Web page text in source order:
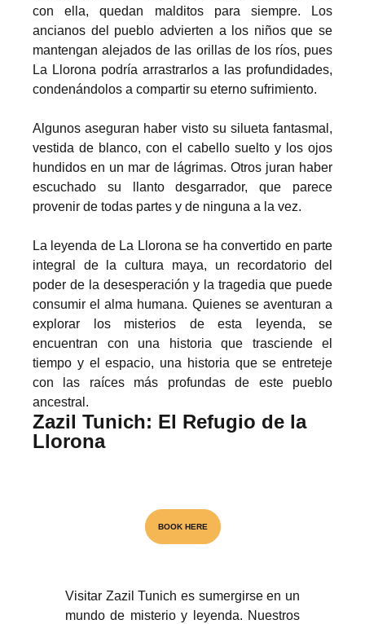
con ella, quedan malditos para siempre. Los
ancianos del pueblo advierten a los niños que se
mantengan alejados de las orillas de los ríos, pues
La Llorona podría arrastrarlos a las profundidades,
condenándolos a compartir su eterno sufrimiento.
Algunos aseguran haber visto su silueta fantasmal,
vestida de blanco, con el cabello suelto y los ojos
hundidos en un mar de lágrimas. Otros juran haber
escuchado su llanto desgarrador, que parece
provenir de todas partes y de ninguna a la vez.
La leyenda de La Llorona se ha convertido en parte
integral de la cultura maya, un recordatorio del
poder de la desesperación y la tragedia que puede
consumir el alma humana. Quienes se aventuran a
explorar los misterios de esta leyenda, se
encuentran con una historia que trasciende el
tiempo y el espacio, una historia que se entreteje
con las raíces más profundas de este pueblo
ancestral.
Zazil Tunich: El Refugio de la
Llorona
BOOK HERE
NATIONAL AWARD
Visitar Zazil Tunich es sumergirse en un
mundo de misterio y leyenda. Nuestros